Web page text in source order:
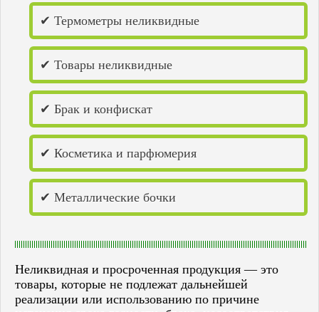
✔ Термометры неликвидные
✔ Товары неликвидные
✔ Брак и конфискат
✔ Косметика и парфюмерия
✔ Металлические бочки
Неликвидная и просроченная продукция — это
товары, которые не подлежат дальнейшей
реализации или использованию по причине